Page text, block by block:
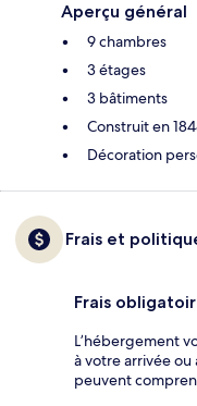
Aperçu général
9 chambres
3 étages
3 bâtiments
Construit en
Décoration
Frais et
Frais
L’hébergement
à votre arrivée
peuvent